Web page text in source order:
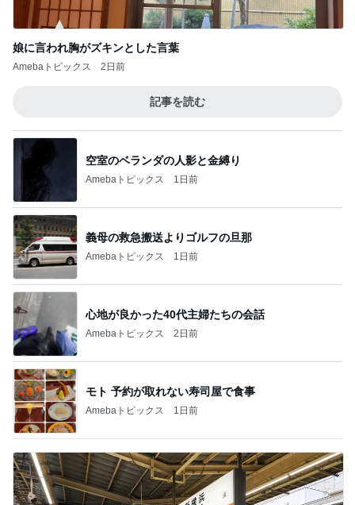
娘に言われ胸がズキンとした言葉
Amebaトピックス 2日前
記事を読む
空室のベランダの人影と金縛り
Amebaトピックス 1日前
義母の救急搬送よりゴルフの旦那
Amebaトピックス 1日前
心地が良かった40代主婦たちの会話
Amebaトピックス 2日前
モト 予約が取れない寿司屋で食事
Amebaトピックス 1日前